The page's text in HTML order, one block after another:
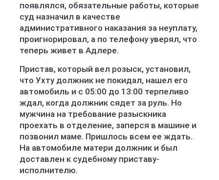
появлялся, обязательные работы, которые
суд назначил в качестве
административного наказания за неуплату,
проигнорировал, а по телефону уверял, что
теперь живет в Адлере.
Пристав, который вел розыск, установил,
что Ухту должник не покидал, нашел его
автомобиль и с 05:00 до 13:00 терпеливо
ждал, когда должник сядет за руль. Но
мужчина на требование разыскника
проехать в отделение, заперся в машине и
позвонил маме. Пришлось всем ее ждать.
На автомобиле матери должник и был
доставлен к судебному приставу-
исполнителю.